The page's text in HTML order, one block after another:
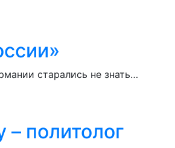
старались не знать…
политолог